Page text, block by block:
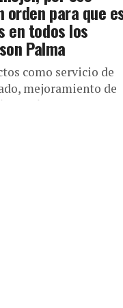
orden para que
en todos los
Palma
como servicio de
mejoramiento de
de vías. Han sido